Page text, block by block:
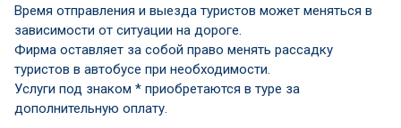
Время отправления и выезда туристов может меняться в
зависимости от ситуации на дороге.
Фирма оставляет за собой право менять рассадку
туристов в автобусе при необходимости.
Услуги под знаком * приобретаются в туре за
дополнительную оплату.